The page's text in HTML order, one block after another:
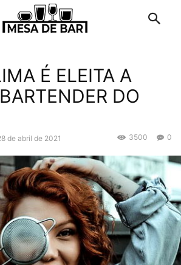
É ELEITA A
DO
de abril de 2021 0
3500